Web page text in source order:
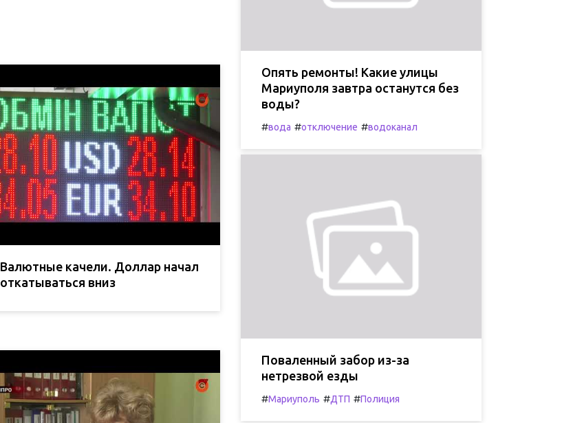
Валютные качели. Доллар начал
откатываться вниз
Опять ремонты! Какие улицы
Мариуполя завтра останутся без
воды?
#вода #отключение #водоканал
Поваленный забор из-за
нетрезвой езды
#Мариуполь #ДТП #Полиция